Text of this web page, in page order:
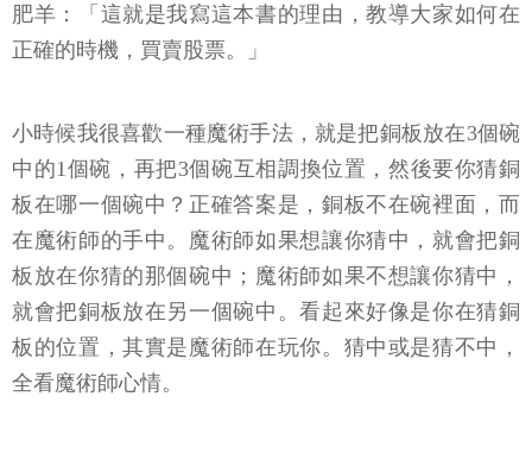
肥羊：「這就是我寫這本書的理由，教導大家如何在
正確的時機，買賣股票。」
小時候我很喜歡一種魔術手法，就是把銅板放在3個碗
中的1個碗，再把3個碗互相調換位置，然後要你猜銅
板在哪一個碗中？正確答案是，銅板不在碗裡面，而
在魔術師的手中。魔術師如果想讓你猜中，就會把銅
板放在你猜的那個碗中；魔術師如果不想讓你猜中，
就會把銅板放在另一個碗中。看起來好像是你在猜銅
板的位置，其實是魔術師在玩你。猜中或是猜不中，
全看魔術師心情。